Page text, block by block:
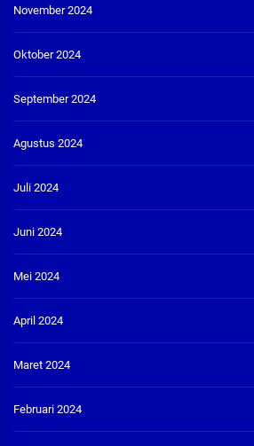
November 2024
Oktober 2024
September 2024
Agustus 2024
Juli 2024
Juni 2024
Mei 2024
April 2024
Maret 2024
Februari 2024